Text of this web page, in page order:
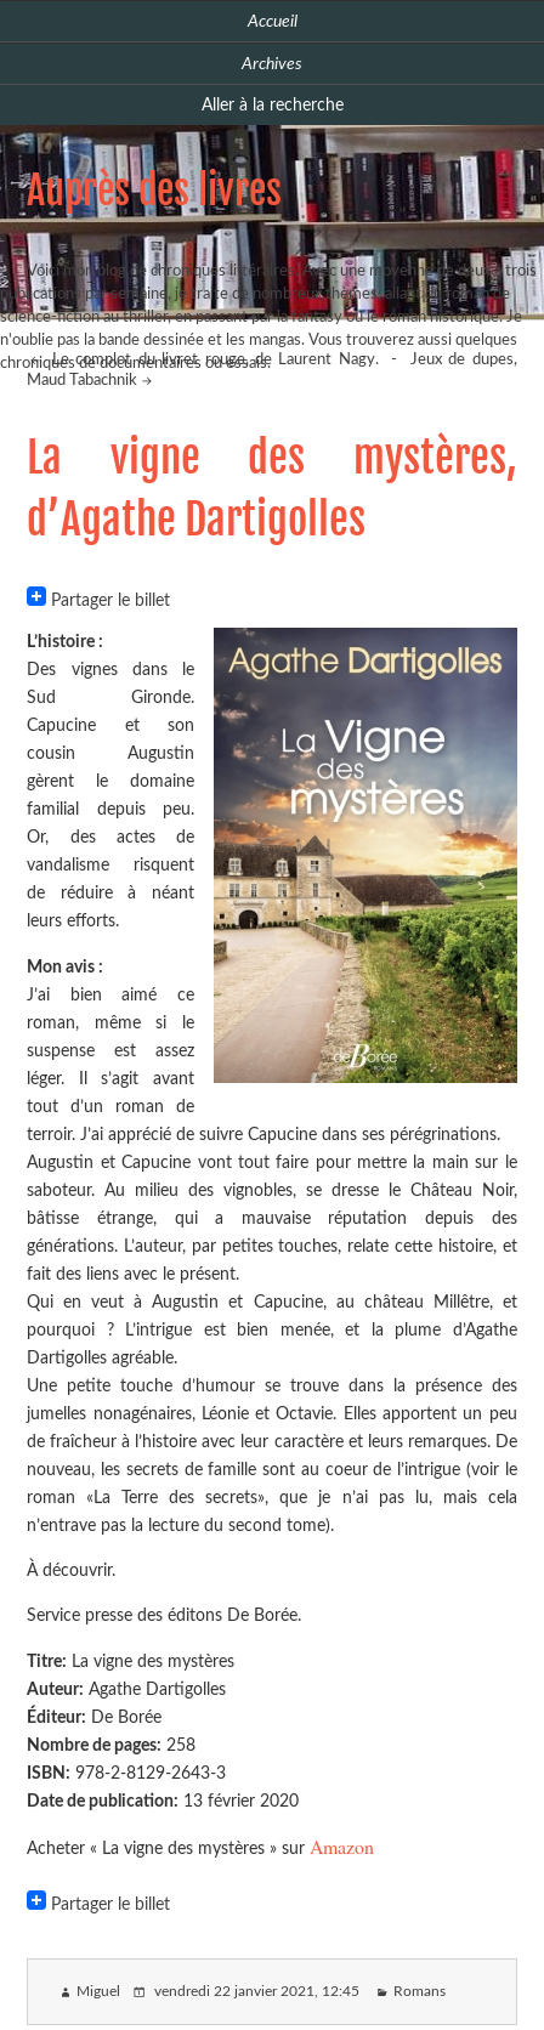
Accueil
Archives
Aller à la recherche
Auprès des livres
Voici mon blog de chroniques littéraires. Avec une moyenne de deux à trois
publications par semaine, je traite de nombreux thèmes, allant du roman de
science-fiction au thriller, en passant par la fantasy ou le roman historique. Je
n'oublie pas la bande dessinée et les mangas. Vous trouverez aussi quelques
chroniques de documentaires ou essais.
Le complot du livret rouge, de Laurent Nagy. -
Jeux de dupes,
Maud Tabachnik
La vigne des mystères,
d’Agathe Dartigolles
Partager le billet
L’histoire :
Des vignes dans le
Sud Gironde.
Capucine et son
cousin Augustin
gèrent le domaine
familial depuis peu.
Or, des actes de
vandalisme risquent
de réduire à néant
leurs efforts.
Mon avis :
J’ai bien aimé ce
roman, même si le
suspense est assez
léger. Il s’agit avant
tout d’un roman de
terroir. J’ai apprécié de suivre Capucine dans ses pérégrinations.
Augustin et Capucine vont tout faire pour mettre la main sur le
saboteur. Au milieu des vignobles, se dresse le Château Noir,
bâtisse étrange, qui a mauvaise réputation depuis des
générations. L’auteur, par petites touches, relate cette histoire, et
fait des liens avec le présent.
Qui en veut à Augustin et Capucine, au château Millêtre, et
pourquoi ? L’intrigue est bien menée, et la plume d’Agathe
Dartigolles agréable.
Une petite touche d’humour se trouve dans la présence des
jumelles nonagénaires, Léonie et Octavie. Elles apportent un peu
de fraîcheur à l’histoire avec leur caractère et leurs remarques. De
nouveau, les secrets de famille sont au coeur de l’intrigue (voir le
roman «La Terre des secrets», que je n’ai pas lu, mais cela
n’entrave pas la lecture du second tome).
À découvrir.
Service presse des éditons De Borée.
Titre: La vigne des mystères
Auteur: Agathe Dartigolles
Éditeur: De Borée
Nombre de pages: 258
ISBN: 978-2-8129-2643-3
Date de publication: 13 février 2020
Acheter « La vigne des mystères » surAmazon
Partager le billet
Miguel vendredi 22 janvier 2021 , 12:45 Romans